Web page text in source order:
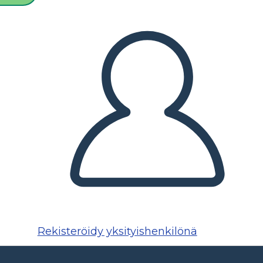
Rekisteröidy yksityishenkilönä